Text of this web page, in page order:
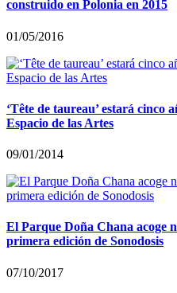
construido en Polonia en 2015
01/05/2016
‘Tête de taureau’ estará cinco
Espacio de las Artes
09/01/2014
El Parque Doña Chana acoge
primera edición de Sonodosis
07/10/2017